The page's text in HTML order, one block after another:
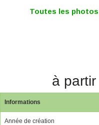
Toutes les
à
Informations
Année de création